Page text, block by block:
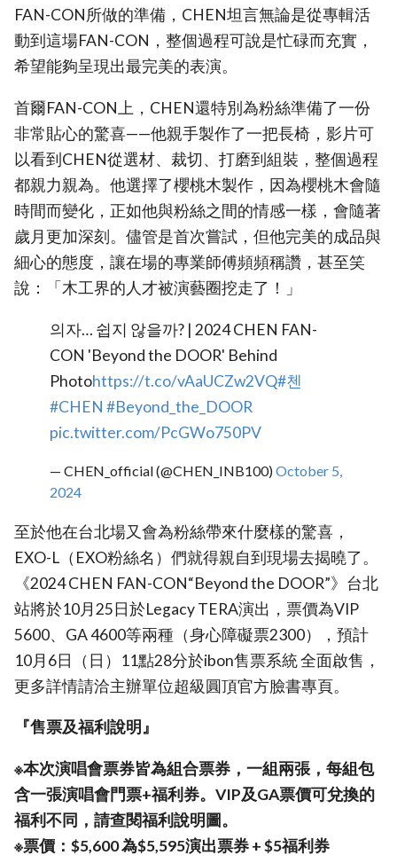
FAN-CON所做的準備，CHEN坦言無論是從專輯活
動到這場FAN-CON，整個過程可說是忙碌而充實，
希望能夠呈現出最完美的表演。
首爾FAN-CON上，CHEN還特別為粉絲準備了一份
非常貼心的驚喜——他親手製作了一把長椅，影片可
以看到CHEN從選材、裁切、打磨到組裝，整個過程
都親力親為。他選擇了櫻桃木製作，因為櫻桃木會隨
時間而變化，正如他與粉絲之間的情感一樣，會隨著
歲月更加深刻。儘管是首次嘗試，但他完美的成品與
細心的態度，讓在場的專業師傅頻頻稱讚，甚至笑
說：「木工界的人才被演藝圈挖走了！」
의자… 쉽지 않을까? | 2024 CHEN FAN-
CON 'Beyond the DOOR' Behind
Photohttps://t.co/vAaUCZw2VQ#첸
#CHEN #Beyond_the_DOOR
pic.twitter.com/PcGWo750PV
— CHEN_official (@CHEN_INB100)October 5,
2024
至於他在台北場又會為粉絲帶來什麼樣的驚喜，
EXO-L（EXO粉絲名）們就得親自到現場去揭曉了。
《2024 CHEN FAN-CON“Beyond the DOOR”》台北
站將於10月25日於Legacy TERA演出，票價為VIP
5600、GA 4600等兩種（身心障礙票2300），預計
10月6日（日）11點28分於ibon售票系統 全面啟售，
更多詳情請洽主辦單位超級圓頂官方臉書專頁。
『售票及福利說明』
※本次演唱會票券皆為組合票券，一組兩張，每組包
含一張演唱會門票+福利券。VIP及GA票價可兌換的
福利不同，請查閱福利說明圖。
※票價：$5,600 為$5,595演出票券 + $5福利券